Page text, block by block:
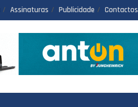
Assinaturas Publicidade Contactos